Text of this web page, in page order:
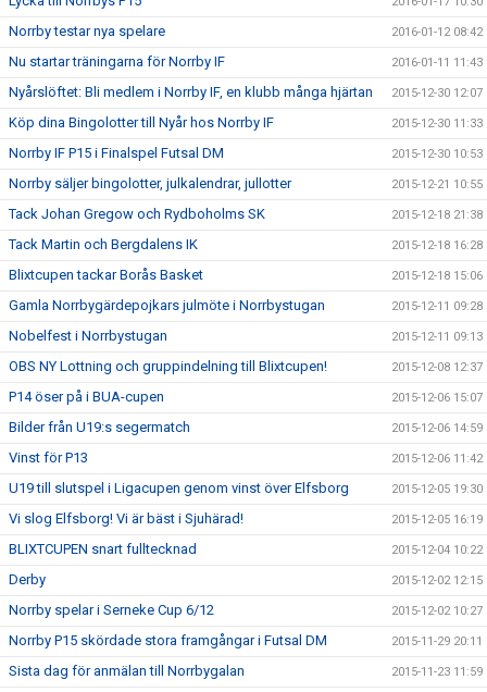
Norrby testar nya spelare 2016-01-12 08:42
Nu startar träningarna för Norrby IF 2016-01-11 11:43
Nyårslöftet: Bli medlem i Norrby IF, en klubb många hjärtan 2015-12-30 12:07
Köp dina Bingolotter till Nyår hos Norrby IF 2015-12-30 11:33
Norrby IF P15 i Finalspel Futsal DM 2015-12-30 10:53
Norrby säljer bingolotter, julkalendrar, jullotter 2015-12-21 10:55
Tack Johan Gregow och Rydboholms SK 2015-12-18 21:38
Tack Martin och Bergdalens IK 2015-12-18 16:28
Blixtcupen tackar Borås Basket 2015-12-18 15:06
Gamla Norrbygärdepojkars julmöte i Norrbystugan 2015-12-11 09:28
Nobelfest i Norrbystugan 2015-12-11 09:13
OBS NY Lottning och gruppindelning till Blixtcupen! 2015-12-08 12:37
P14 öser på i BUA-cupen 2015-12-06 15:07
Bilder från U19:s segermatch 2015-12-06 14:59
Vinst för P13 2015-12-06 11:42
U19 till slutspel i Ligacupen genom vinst över Elfsborg 2015-12-05 19:30
Vi slog Elfsborg! Vi är bäst i Sjuhärad! 2015-12-05 16:19
BLIXTCUPEN snart fulltecknad 2015-12-04 10:22
Derby 2015-12-02 12:15
Norrby spelar i Serneke Cup 6/12 2015-12-02 10:27
Norrby P15 skördade stora framgångar i Futsal DM 2015-11-29 20:11
Sista dag för anmälan till Norrbygalan 2015-11-23 11:59